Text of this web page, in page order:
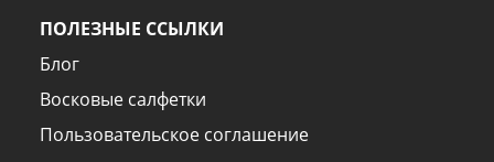
ПОЛЕЗНЫЕ ССЫЛКИ
Блог
Восковые салфетки
Пользовательское соглашение